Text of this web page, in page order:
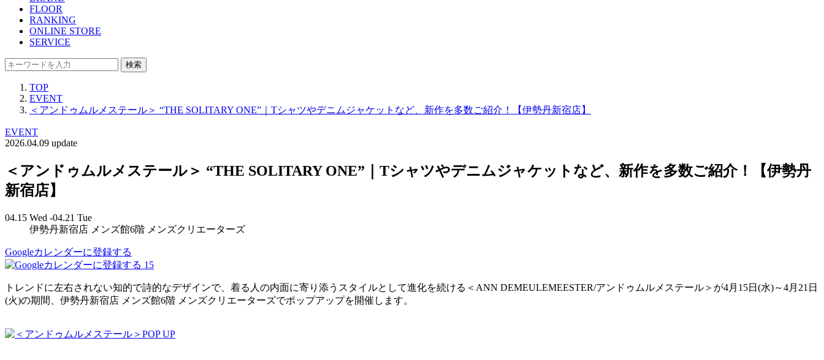
FLOOR
RANKING
ONLINE STORE
SERVICE
検索
TOP
EVENT
＜アンドゥムルメステール＞ “THE SOLITARY ONE”｜Tシャツやデニムジャケットなど、新作を多数ご紹介！【伊勢丹新宿店】
EVENT
2026.04.09 update
＜アンドゥムルメステール＞ “THE SOLITARY ONE”｜Tシャツやデニムジャケットなど、新作を多数ご紹介！【伊勢丹
新宿店】
04.15 Wed -04.21 Tue
伊勢丹新宿店 メンズ館6階 メンズクリエーターズ
Googleカレンダーに登録する
15
トレンドに左右されない知的で詩的なデザインで、着る人の内面に寄り添うスタイルとして進化を続ける＜ANN DEMEULEMEESTER/アンドゥムルメステール＞が4月15日(水)～4月21日
(火)の期間、伊勢丹新宿店 メンズ館6階 メンズクリエーターズでポップアップを開催します。